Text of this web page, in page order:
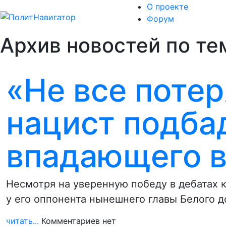
О проекте
Форум
Архив новостей по
«Не все
нацист
впадающего
Несмотря на уверенную победу в
у его оппонента нынешнего главы Белого
читать... Комментариев нет